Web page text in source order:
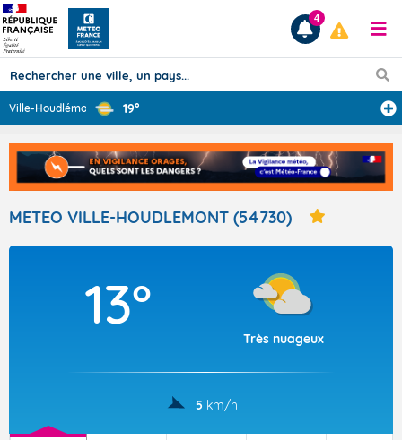
Prévisions
TOUS LES RÉSULTATS
Articles
4
Ville-Houdlémon ... 19°
METEO VILLE-HOUDLEMONT (54730)
13°
Très nuageux
5 km/h